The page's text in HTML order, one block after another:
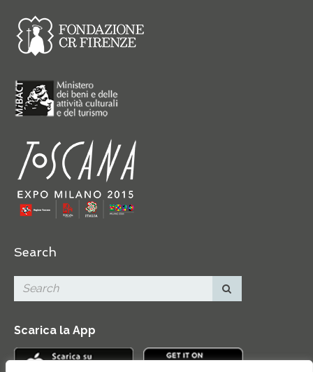
Search
Scarica la App